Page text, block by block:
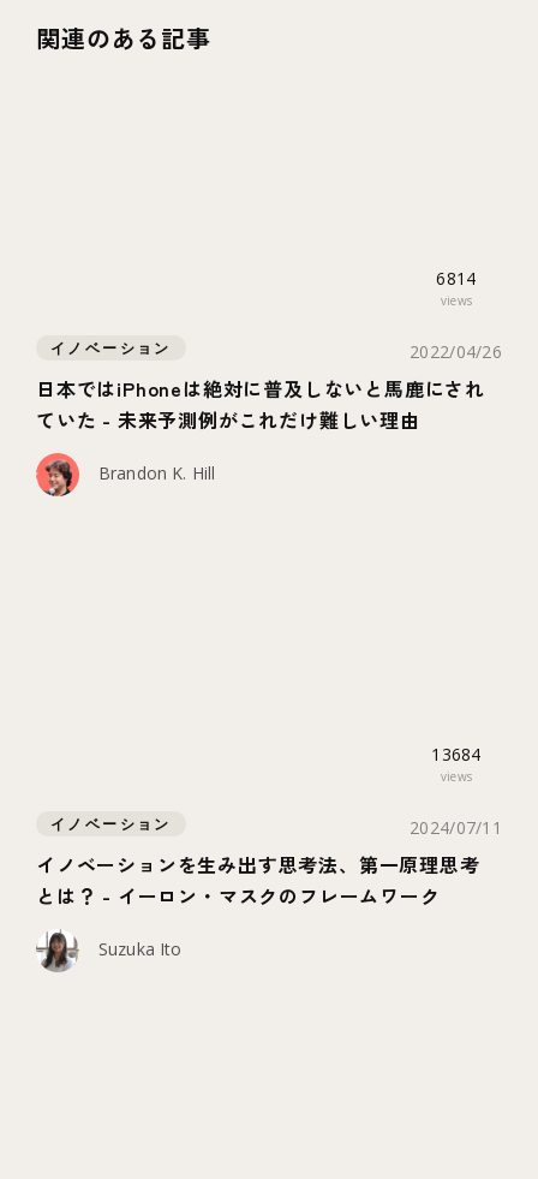
関連のある記事
6814
views
イノベーション 2022/04/26
日本ではiPhoneは絶対に普及しないと馬鹿にされ
ていた - 未来予測例がこれだけ難しい理由
Brandon K. Hill
13684
views
イノベーション 2024/07/11
イノベーションを生み出す思考法、第一原理思考
とは？ - イーロン・マスクのフレームワーク
Suzuka Ito